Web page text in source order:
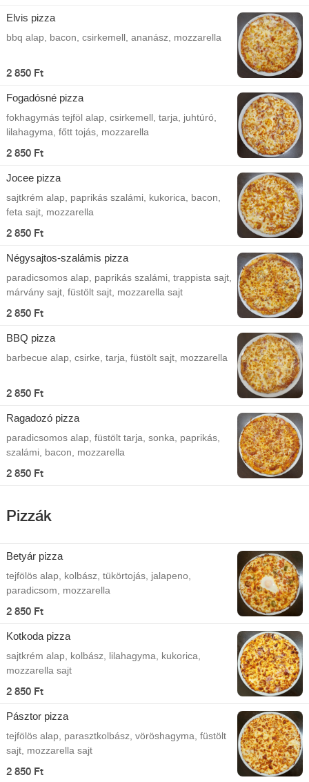
Elvis pizza
bbq alap, bacon, csirkemell, ananász, mozzarella
2 850 Ft
Fogadósné pizza
fokhagymás tejföl alap, csirkemell, tarja, juhtúró,
lilahagyma, főtt tojás, mozzarella
2 850 Ft
Jocee pizza
sajtkrém alap, paprikás szalámi, kukorica, bacon,
feta sajt, mozzarella
2 850 Ft
Négysajtos-szalámis pizza
paradicsomos alap, paprikás szalámi, trappista sajt,
márvány sajt, füstölt sajt, mozzarella sajt
2 850 Ft
BBQ pizza
barbecue alap, csirke, tarja, füstölt sajt, mozzarella
2 850 Ft
Ragadozó pizza
paradicsomos alap, füstölt tarja, sonka, paprikás,
szalámi, bacon, mozzarella
2 850 Ft
Pizzák
Betyár pizza
tejfölös alap, kolbász, tükörtojás, jalapeno,
paradicsom, mozzarella
2 850 Ft
Kotkoda pizza
sajtkrém alap, kolbász, lilahagyma, kukorica,
mozzarella sajt
2 850 Ft
Pásztor pizza
tejfölös alap, parasztkolbász, vöröshagyma, füstölt
sajt, mozzarella sajt
2 850 Ft